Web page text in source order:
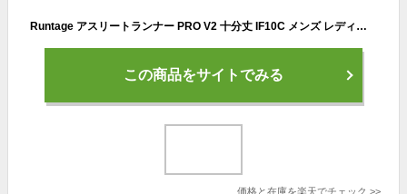
Runtage アスリートランナー PRO V2 十分丈 IF10C メンズ レディース ジュニア クール 通気性 アンダーウェア 加圧 段階着圧 UVカット 接触冷感 吸湿 吸汗 速乾 テーピングサポート 日本製 スポーツタイツ 登山 ランニングタイツ 10分丈 着圧タイツ レギンス スパッツ
この商品をサイトでみる
価格と在庫を楽天でチェック >>